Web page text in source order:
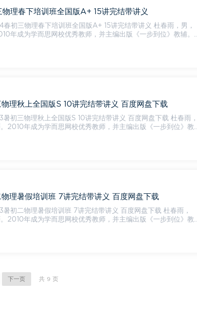
理春下培训班全国版A+ 15讲完结带讲义
物理春下培训班全国版A+ 15讲完结带讲义 杜春雨，男，
年成为学而思网校优秀教师，并主编出版《一步到位》教辅。
理秋上全国版S 10讲完结带讲义 百度网盘下载
三物理秋上全国版S 10讲完结带讲义 百度网盘下载 杜春雨，
2010年成为学而思网校优秀教师，并主编出版《一步到位》教
理暑假培训班 7讲完结带讲义 百度网盘下载
二物理暑假培训班 7讲完结带讲义 百度网盘下载 杜春雨，
2010年成为学而思网校优秀教师，并主编出版《一步到位》教
下一页 共 9 页